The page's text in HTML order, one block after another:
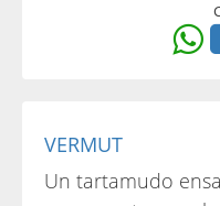
VERMUT
Un tartamudo